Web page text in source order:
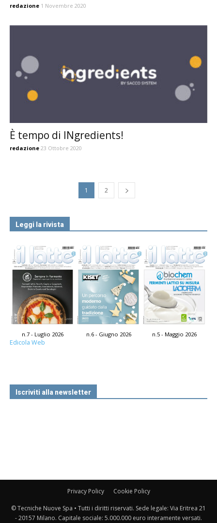
redazione 1 Novembre 2020
È tempo di INgredients!
redazione 23 Ottobre 2020
1 2
Leggi la rivista
n.7 - Luglio 2026 n.6 - Giugno 2026 n.5 - Maggio 2026
Edicola Web
Iscriviti alla newsletter
Privacy Policy Cookie Policy
© Tecniche Nuove Spa • Tutti i diritti riservati. Sede legale: Via Eritrea 21
- 20157 Milano. Capitale sociale: 5.000.000 euro interamente versati.